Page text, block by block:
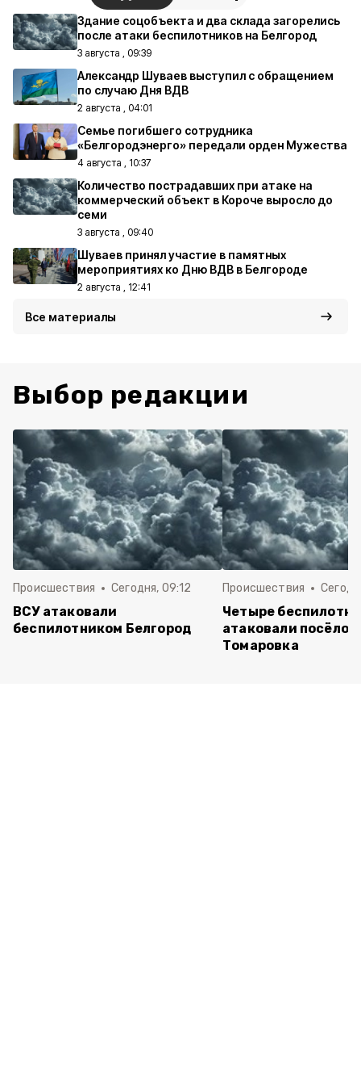
Здание соцобъекта и два склада загорелись
после атаки беспилотников на Белгород
3 августа , 09:39
Александр Шуваев выступил с обращением
по случаю Дня ВДВ
2 августа , 04:01
Семье погибшего сотрудника
«Белгородэнерго» передали орден Мужества
4 августа , 10:37
Количество пострадавших при атаке на
коммерческий объект в Короче выросло до
семи
3 августа , 09:40
Шуваев принял участие в памятных
мероприятиях ко Дню ВДВ в Белгороде
2 августа , 12:41
Все материалы
Выбор редакции
Происшествия Сегодня, 09:12
ВСУ атаковали
беспилотником Белгород
Происшествия
Четыре
атаковали посёлок
Томаровка